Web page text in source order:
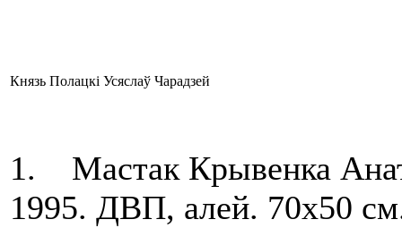
Князь Полацкі Усяслаў Чарадзей
1. Мастак Крывенка
1995. ДВП, алей. 70х50